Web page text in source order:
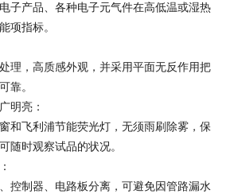
子产品、各种电子元气件在高低温或湿热
项指标。
理，高质感外观，并采用平面无反作用把
靠。
明亮：
和飞利浦节能荧光灯，无须雨刷除雾，保
随时观察试品的状况。
控制器、电路板分离，可避免因管路漏水